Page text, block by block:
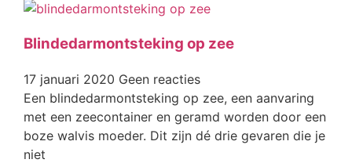
Blindedarmontsteking op zee
17 januari 2020 Geen reacties
Een blindedarmontsteking op zee, een aanvaring
met een zeecontainer en geramd worden door een
boze walvis moeder. Dit zijn dé drie gevaren die je
niet